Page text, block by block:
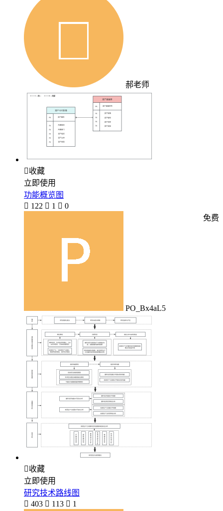
郝老师
收藏
立即使用
功能概览图
 122  1  0
PO_Bx4aL5
免费
收藏
立即使用
研究技术路线图
 403  113  1